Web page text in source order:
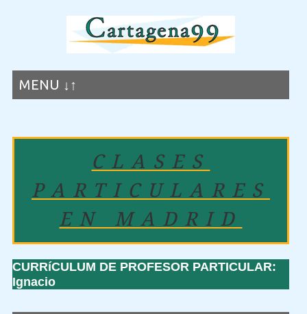
MENU ↓↑
CLASES
PARTICULARES
EN MADRID
CURRíCULUM DE PROFESOR PARTICULAR:
Ignacio